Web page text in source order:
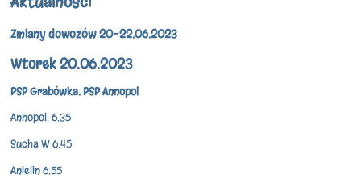
Zmiany dowozów 20-22.06.2023
Wtorek 20.06.2023
PSP Grabówka. PSP Annopol
Annopol. 6.35
Sucha W 6.45
Anielin 6.55